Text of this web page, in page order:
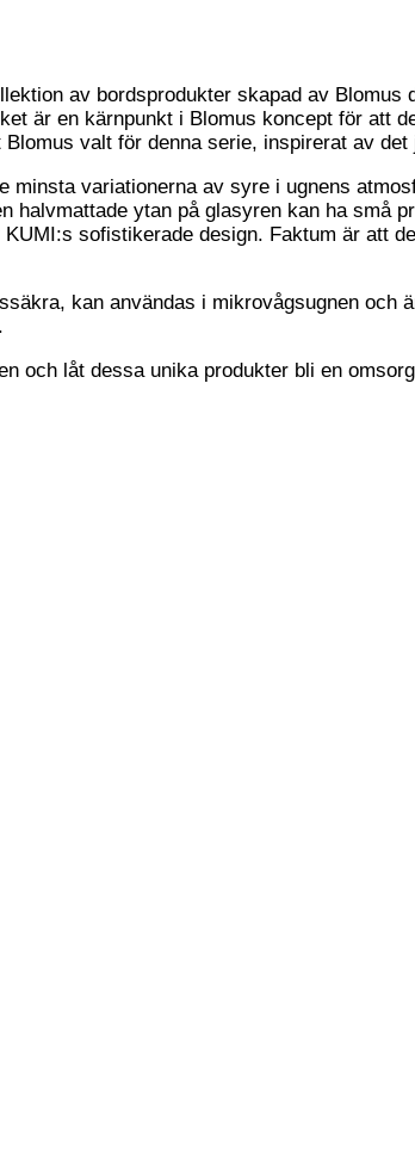
av bordsprodukter skapad av
är en kärnpunkt i Blomus koncept för att
valt för denna serie, inspirerat av
minsta variationerna av syre i ugnens
ytan på glasyren kan ha små
sofistikerade design. Faktum är att
kan användas i mikrovågsugnen och
och låt dessa unika produkter bli en